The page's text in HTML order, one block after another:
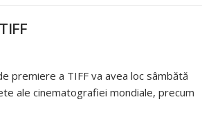
premiere a TIFF va avea loc sâmbătă
ale cinematografiei mondiale, precum